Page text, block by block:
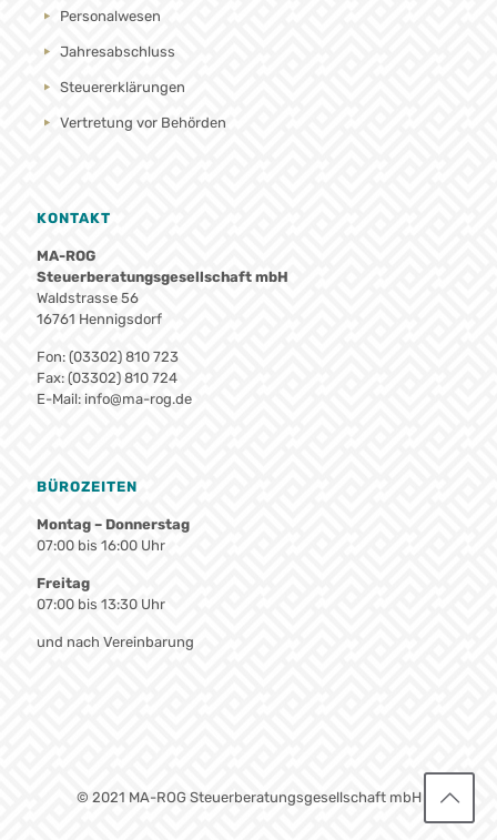
Personalwesen
Jahresabschluss
Steuererklärungen
Vertretung vor Behörden
KONTAKT
MA-ROG
Steuerberatungsgesellschaft mbH
Waldstrasse 56
16761 Hennigsdorf
Fon: (03302) 810 723
Fax: (03302) 810 724
E-Mail: info@ma-rog.de
BÜROZEITEN
Montag – Donnerstag
07:00 bis 16:00 Uhr
Freitag
07:00 bis 13:30 Uhr
und nach Vereinbarung
© 2021 MA-ROG Steuerberatungsgesellschaft mbH